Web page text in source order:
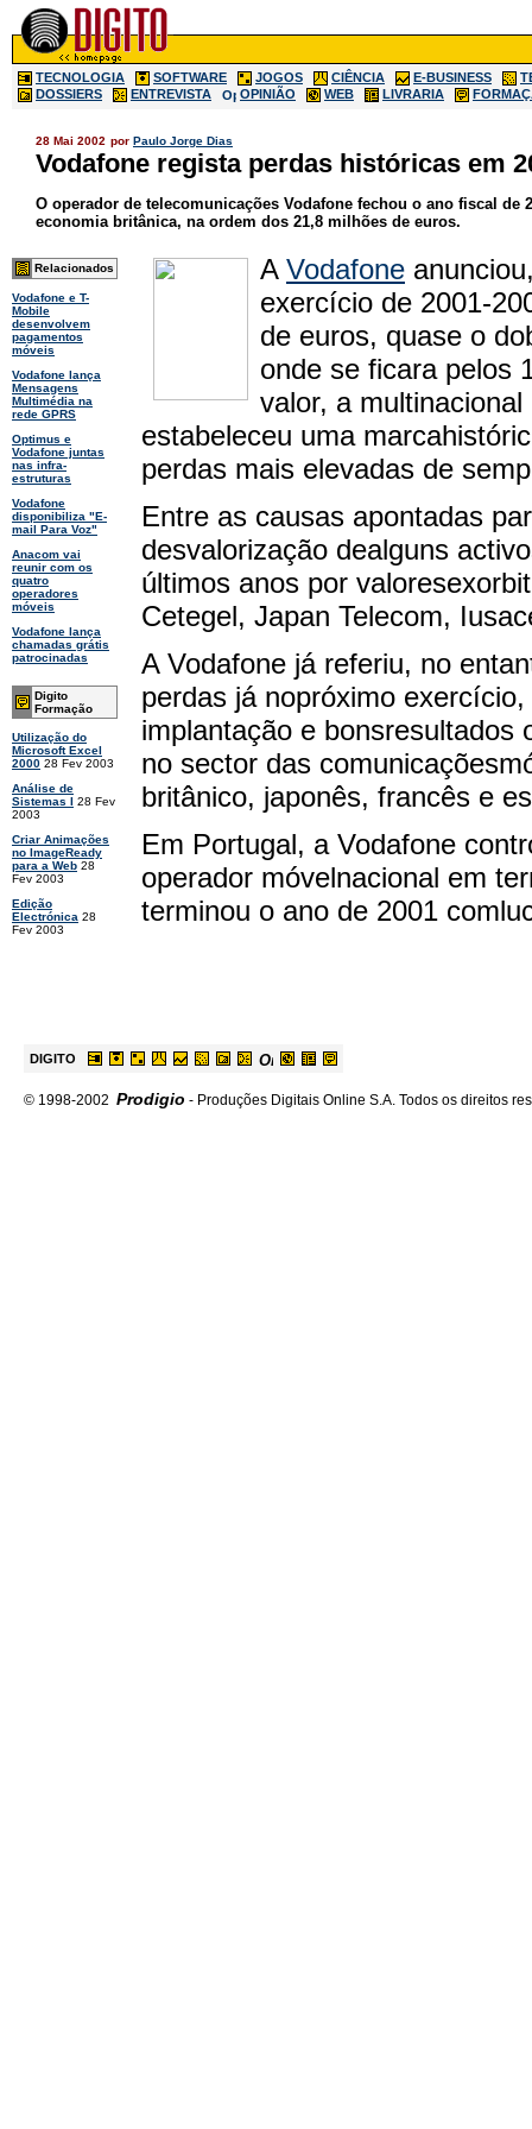
TECNOLOGIA SOFTWARE JOGOS CIÊNCIA E-BUSINESS
DOSSIERS
ENTREVISTA OPINIÃO WEB LIVRARIA
28 Mai 2002 por Paulo Jorge Dias
Vodafone regista perdas históricas em
O operador de telecomunicações Vodafone fechou o ano fiscal de
economia britânica, na ordem dos 21,8 milhões de euros.
Relacionados
Vodafone e T-
Mobile
desenvolvem
pagamentos
móveis
Vodafone lança
Mensagens
Multimédia na
rede GPRS
Optimus e
Vodafone juntas
nas infra-
estruturas
Vodafone
disponibiliza "E-
mail Para Voz"
Anacom vai
reunir com os
quatro
operadores
móveis
Vodafone lança
chamadas grátis
patrocinadas
Digito
Formação
Utilização do
Microsoft Excel
2000 28 Fev 2003
Análise de
Sistemas I 28 Fev
2003
Criar Animações
no ImageReady
para a Web 28
Fev 2003
Edição
Electrónica 28
Fev 2003
A Vodafone
exercício de 2001-
de euros, quase o
onde se ficara pelos
valor, a
estabeleceu uma
perdas mais elevadas de
Entre as causas apontadas
desvalorização dealguns
últimos anos por
Cetegel, Japan Telecom,
A Vodafone já referiu, no
perdas já nopróximo
implantação e bonsresultados
no sector das
britânico, japonês, francês e
Em Portugal, a Vodafone
operador móvelnacional em
terminou o ano de 2001
DIGITO
© 1998-2002 Prodigio - Produções Digitais Online S.A. Todos os direitos